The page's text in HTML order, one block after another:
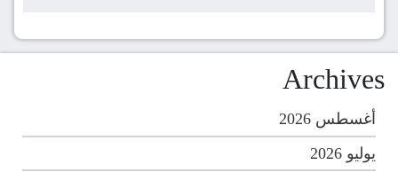
Archives
أغسطس 2026
يوليو 2026